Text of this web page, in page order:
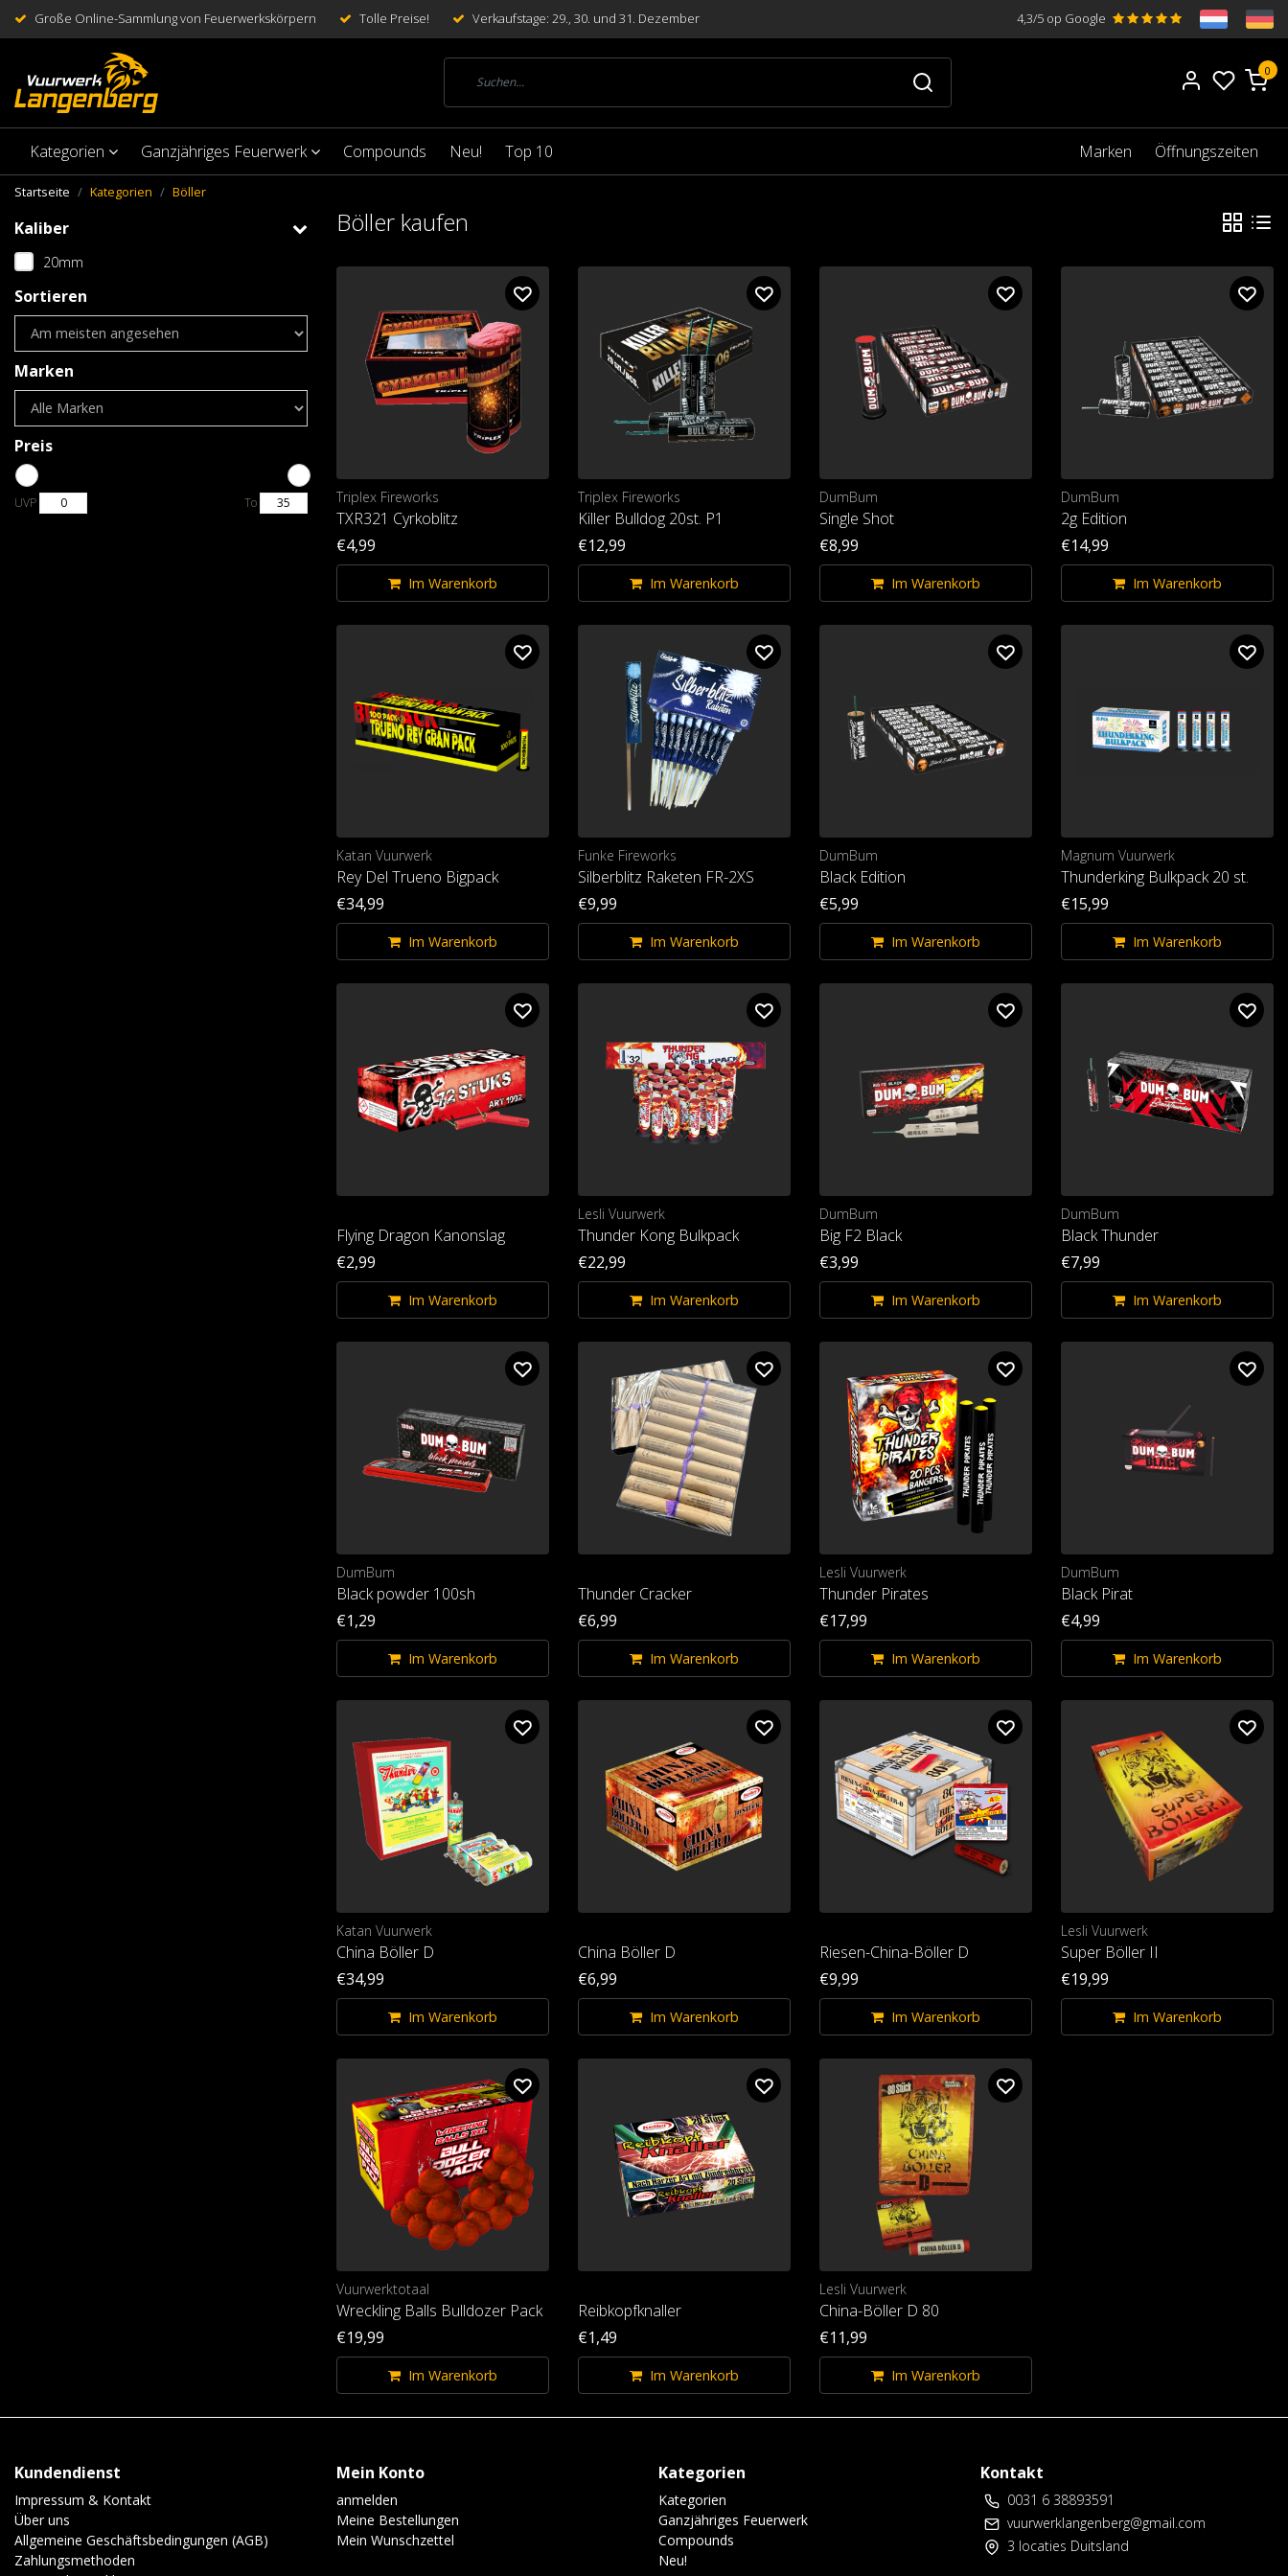
Große Online-Sammlung von Feuerwerkskörpern Tolle Preise! Verkaufstage: 29., 30. und 31. Dezember 4,3/5 op Google
0
Kategorien Ganzjähriges Feuerwerk Compounds Neu! Top 10 Marken Öffnungszeiten
Startseite Kategorien Böller
Kaliber
20mm
Sortieren
Marken
Preis
UVP To
Böller kaufen
Triplex Fireworks
TXR321 Cyrkoblitz
€4,99
Im Warenkorb
Triplex Fireworks
Killer Bulldog 20st. P1
€12,99
Im Warenkorb
DumBum
Single Shot
€8,99
Im Warenkorb
DumBum
2g Edition
€14,99
Im Warenkorb
Katan Vuurwerk
Rey Del Trueno Bigpack
€34,99
Im Warenkorb
Funke Fireworks
Silberblitz Raketen FR-2XS
€9,99
Im Warenkorb
DumBum
Black Edition
€5,99
Im Warenkorb
Magnum Vuurwerk
Thunderking Bulkpack 20 st.
€15,99
Im Warenkorb
Flying Dragon Kanonslag
€2,99
Im Warenkorb
Lesli Vuurwerk
Thunder Kong Bulkpack
€22,99
Im Warenkorb
DumBum
Big F2 Black
€3,99
Im Warenkorb
DumBum
Black Thunder
€7,99
Im Warenkorb
DumBum
Black powder 100sh
€1,29
Im Warenkorb
Thunder Cracker
€6,99
Im Warenkorb
Lesli Vuurwerk
Thunder Pirates
€17,99
Im Warenkorb
DumBum
Black Pirat
€4,99
Im Warenkorb
Katan Vuurwerk
China Böller D
€34,99
Im Warenkorb
China Böller D
€6,99
Im Warenkorb
Riesen-China-Böller D
€9,99
Im Warenkorb
Lesli Vuurwerk
Super Böller II
€19,99
Im Warenkorb
Vuurwerktotaal
Wreckling Balls Bulldozer Pack
€19,99
Im Warenkorb
Reibkopfknaller
€1,49
Im Warenkorb
Lesli Vuurwerk
China-Böller D 80
€11,99
Im Warenkorb
Kundendienst
Impressum & Kontakt
Über uns
Allgemeine Geschäftsbedingungen (AGB)
Zahlungsmethoden
Mein Konto
anmelden
Meine Bestellungen
Mein Wunschzettel
Kategorien
Kategorien
Ganzjähriges Feuerwerk
Compounds
Neu!
Kontakt
0031 6 38893591
vuurwerklangenberg@gmail.com
3 locaties Duitsland